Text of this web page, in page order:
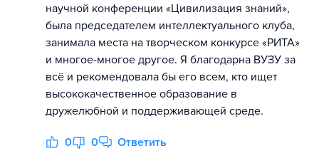
научной конференции «Цивилизация знаний»,
была председателем интеллектуального клуба,
занимала места на творческом конкурсе «РИТА»
и многое-многое другое. Я благодарна ВУЗУ за
всё и рекомендовала бы его всем, кто ищет
высококачественное образование в
дружелюбной и поддерживающей среде.
0 0 Ответить